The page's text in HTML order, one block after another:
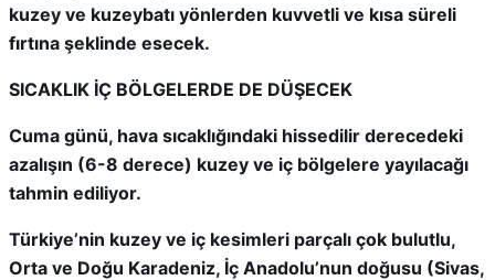
kuzey ve kuzeybatı yönlerden kuvvetli ve kısa süreli
fırtına şeklinde esecek.
SICAKLIK İÇ BÖLGELERDE DE DÜŞECEK
Cuma günü, hava sıcaklığındaki hissedilir derecedeki
azalışın (6-8 derece) kuzey ve iç bölgelere yayılacağı
tahmin ediliyor.
Türkiye’nin kuzey ve iç kesimleri parçalı çok bulutlu,
Orta ve Doğu Karadeniz, İç Anadolu’nun doğusu (Sivas,